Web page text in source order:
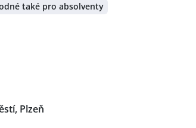
také pro absolventy
Plzeň